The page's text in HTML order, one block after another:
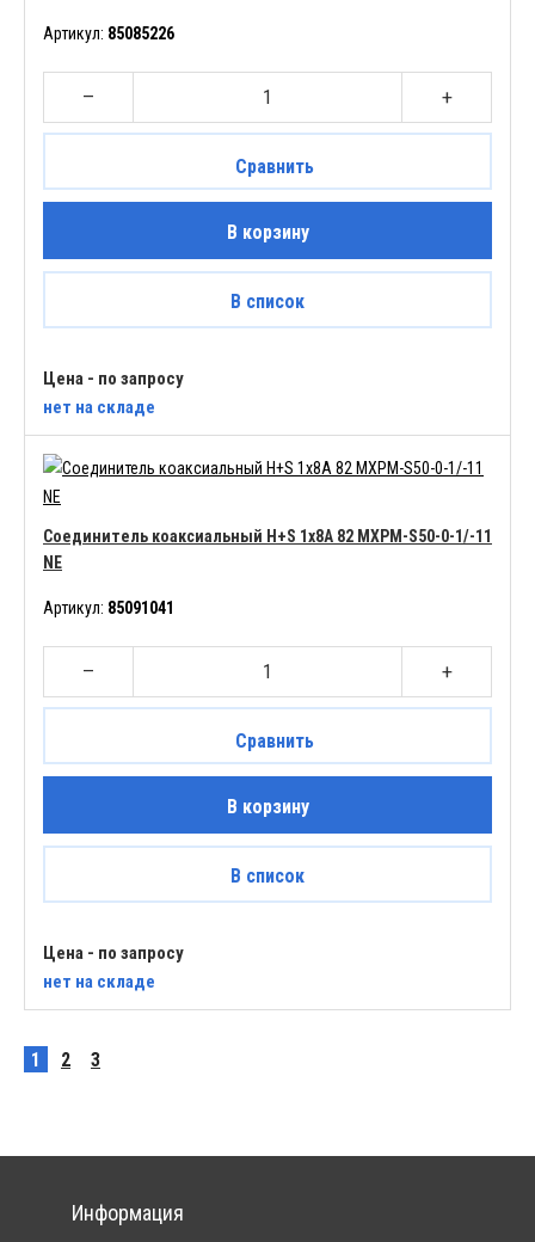
Артикул: 85085226
– +
Сравнить
В корзину
В список
Цена - по запросу
нет на складе
Соединитель коаксиальный H+S 1x8A 82 MXPM-S50-0-1/-11
NE
Артикул: 85091041
– +
Сравнить
В корзину
В список
Цена - по запросу
нет на складе
1 2 3
Информация